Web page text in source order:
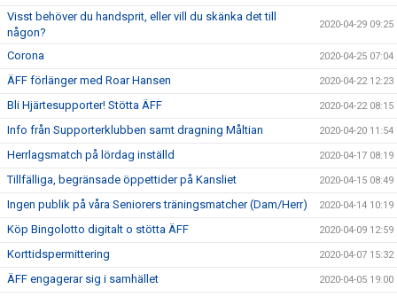
Visst behöver du handsprit, eller vill du skänka det till
någon?
2020-04-29 09:25
Corona 2020-04-25 07:04
ÄFF förlänger med Roar Hansen 2020-04-22 12:23
Bli Hjärtesupporter! Stötta ÄFF 2020-04-22 08:15
Info från Supporterklubben samt dragning Måltian 2020-04-20 11:54
Herrlagsmatch på lördag inställd 2020-04-17 08:19
Tillfälliga, begränsade öppettider på Kansliet 2020-04-15 08:49
Ingen publik på våra Seniorers träningsmatcher (Dam/Herr) 2020-04-14 10:19
Köp Bingolotto digitalt o stötta ÄFF 2020-04-09 12:59
Korttidspermittering 2020-04-07 15:32
ÄFF engagerar sig i samhället 2020-04-05 19:00